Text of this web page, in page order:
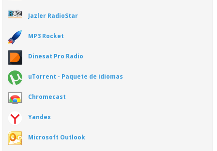
Jazler RadioStar
MP3 Rocket
Dinesat Pro Radio
uTorrent - Paquete de idiomas
Chromecast
Yandex
Microsoft Outlook